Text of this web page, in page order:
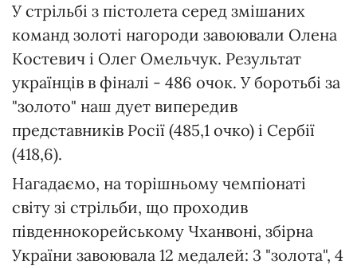
У стрільбі з пістолета серед змішаних
команд золоті нагороди завоювали Олена
Костевич і Олег Омельчук. Результат
українців в фіналі - 486 очок. У боротьбі за
"золото" наш дует випередив
представників Росії (485,1 очко) і Сербії
(418,6).
Нагадаємо, на торішньому чемпіонаті
світу зі стрільби, що проходив
південнокорейському Чханвоні, збірна
України завоювала 12 медалей: 3 "золота", 4